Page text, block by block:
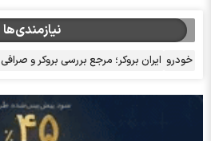
نیازمندی‌ها
خودرو ایران بروکر؛ مرجع بررسی بروکر و صرافی